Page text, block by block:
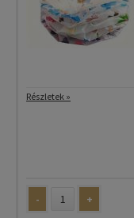
Részletek »
- +